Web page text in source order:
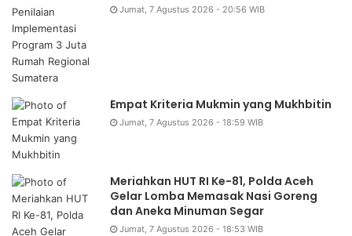
Jumat, 7 Agustus 2026 - 20:56 WIB
Empat Kriteria Mukmin yang Mukhbitin
Jumat, 7 Agustus 2026 - 18:59 WIB
Meriahkan HUT RI Ke-81, Polda Aceh
Gelar Lomba Memasak Nasi Goreng
dan Aneka Minuman Segar
Jumat, 7 Agustus 2026 - 18:53 WIB